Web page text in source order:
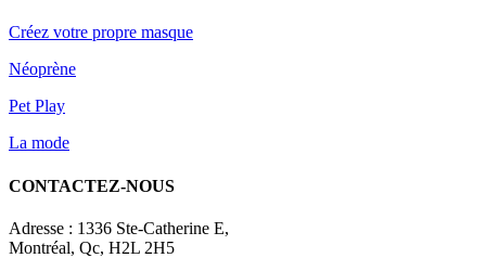
Créez votre propre masque
Néoprène
Pet Play
La mode
CONTACTEZ-NOUS
Adresse : 1336 Ste-Catherine E,
Montréal, Qc, H2L 2H5